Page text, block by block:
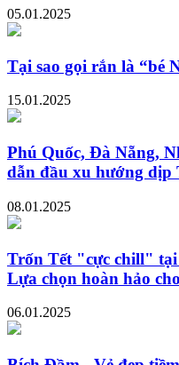
05.01.2025
Tại sao gọi rắn là “bé
15.01.2025
Phú Quốc, Đà Nẵng,
dẫn đầu xu hướng dịp
08.01.2025
Trốn Tết "cực chill"
Lựa chọn hoàn hảo
06.01.2025